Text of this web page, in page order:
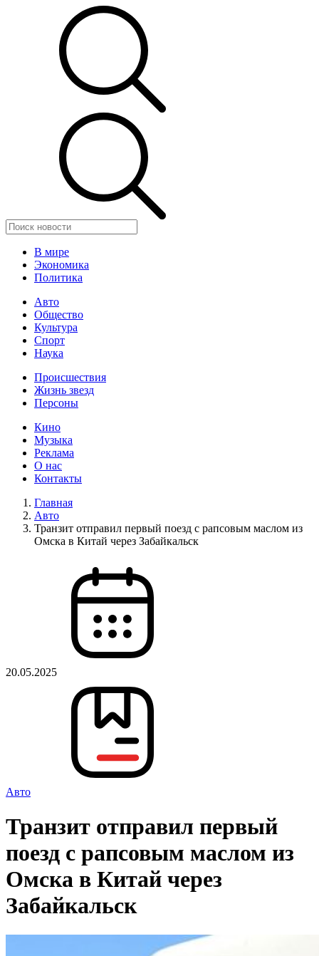
В мире
Экономика
Политика
Авто
Общество
Культура
Спорт
Наука
Происшествия
Жизнь звезд
Персоны
Кино
Музыка
Реклама
О нас
Контакты
Главная
Авто
Транзит отправил первый поезд с рапсовым маслом из
Омска в Китай через Забайкальск
20.05.2025
Авто
Транзит отправил первый
поезд с рапсовым маслом из
Омска в Китай через
Забайкальск